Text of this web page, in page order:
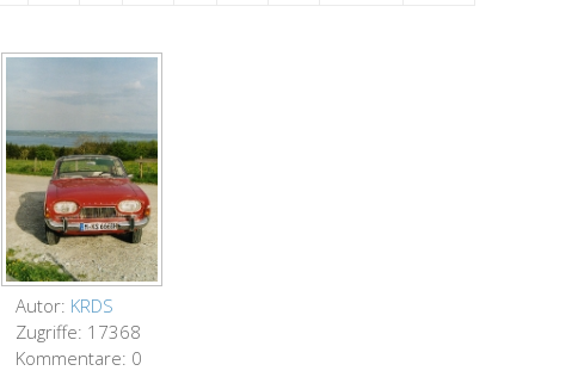
Autor: KRDS
Zugriffe: 17368
Kommentare: 0